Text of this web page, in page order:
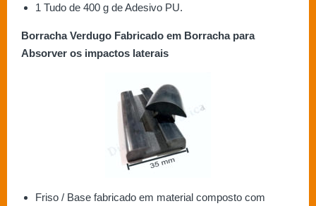
1 Tudo de 400 g de Adesivo PU.
Borracha Verdugo Fabricado em Borracha para
Absorver os impactos laterais
Friso / Base fabricado em material composto com